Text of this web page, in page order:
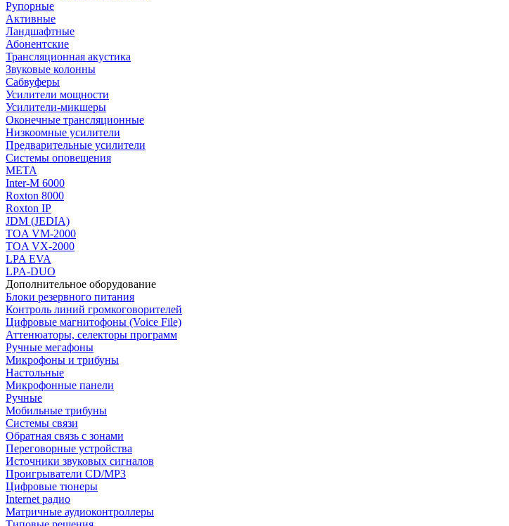
Рупорные
Активные
Ландшафтные
Абонентские
Трансляционная акустика
Звуковые колонны
Сабвуферы
Усилители мощности
Усилители-микшеры
Оконечные трансляционные
Низкоомные усилители
Предварительные усилители
Системы оповещения
МЕТА
Inter-M 6000
Roxton 8000
Roxton IP
JDM (JEDIA)
TOA VM-2000
TOA VX-2000
LPA EVA
LPA-DUO
Дополнительное оборудование
Блоки резервного питания
Контроль линий громкоговорителей
Цифровые магнитофоны (Voice File)
Аттенюаторы, селекторы программ
Ручные мегафоны
Микрофоны и трибуны
Настольные
Микрофонные панели
Ручные
Мобильные трибуны
Системы связи
Обратная связь с зонами
Переговорные устройства
Источники звуковых сигналов
Проигрыватели CD/MP3
Цифровые тюнеры
Internet радио
Матричные аудиоконтроллеры